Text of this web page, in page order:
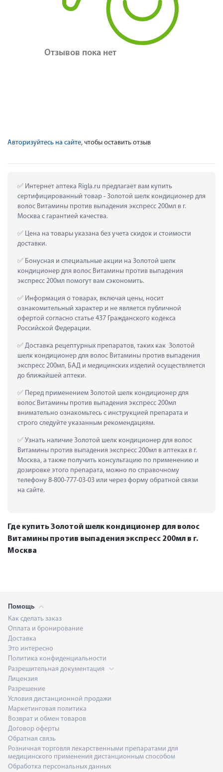
Отзывов пока нет
Авторизуйтесь на сайте, чтобы оставить отзыв
Интернет аптека Rigla.ru предлагает вам купить
сертифицированный товар - Золотой шелк кондиционер для
волос Витамины против выпадения экспресс 200мл в г.
Москва с гарантией качества.
Цена на товары указана без учета скидок и стоимости
доставки.
Бонусная и специальные акции на Золотой шелк
кондиционер для волос Витамины против выпадения
экспресс 200мл помогут вам сэкономить.
Информация о товарах, включая цены, носит
ознакомительный характер и не является публичной
офертой согласно статье 437 Гражданского кодекса
Российской Федерации.
Доставка рецептурных препаратов, таких как  Золотой
шелк кондиционер для волос Витамины против выпадения
экспресс 200мл, БАД и медицинских изделий осуществляется
до ближайшей аптеки.
Перед применением Золотой шелк кондиционер для
волос Витамины против выпадения экспресс 200мл
внимательно ознакомьтесь с инструкцией препарата и
строго следуйте указанным рекомендациям.
Узнать наличие Золотой шелк кондиционер для волос
Витамины против выпадения экспресс 200мл в аптеках в г.
Москва, а также получить консультацию по применению и
дозировке этого препарата, можно по справочному
телефону 8-800-777-03-03 или через форму обратной связи
на сайте.
Где купить Золотой шелк кондиционер для волос
Витамины против выпадения экспресс 200мл в г.
Москва
Помощь
Как сделать заказ
Оплата и бронирование
Доставка
Это интересно
Политика конфиденциальности
Разрешительная документация
Лицензия
Разрешение
Условия дистанционной продажи
Маркетинговая политика
Возврат и обмен товаров
Договор оферты
Обратная связь
Розничная торговля лекарственными препаратами для
медицинского применения дистанционным способом
Обработка персональных данных